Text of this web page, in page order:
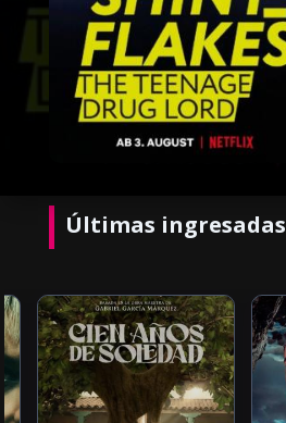
Últimas ingresadas